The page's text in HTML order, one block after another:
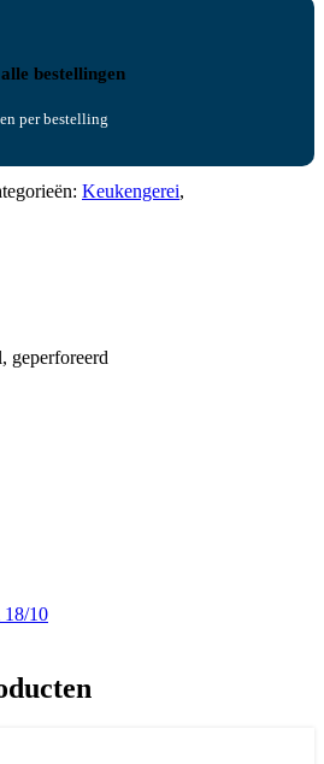
bestellingen
per bestelling
Keukengerei,
geperforeerd
18/10